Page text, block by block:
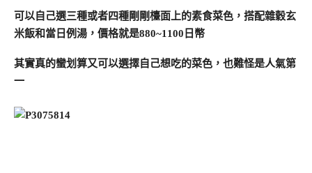
可以自己選三種或者四種剛剛檯面上的素食菜色，搭配雜穀玄
米飯和當日例湯，價格就是880~1100日幣
其實真的蠻划算又可以選擇自己想吃的菜色，也難怪是人氣第
一